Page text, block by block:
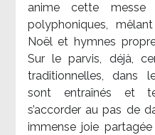
anime cette
polyphoniques,
Noël et hymnes
Sur le parvis, déjà,
traditionnelles, dans
sont entraînés et
s’accorder au pas de
immense joie